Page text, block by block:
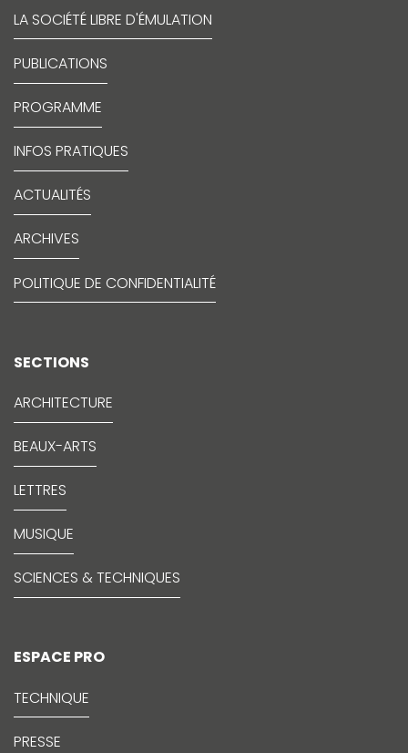
LA SOCIÉTÉ LIBRE D'ÉMULATION
PUBLICATIONS
PROGRAMME
INFOS PRATIQUES
ACTUALITÉS
ARCHIVES
POLITIQUE DE CONFIDENTIALITÉ
SECTIONS
ARCHITECTURE
BEAUX-ARTS
LETTRES
MUSIQUE
SCIENCES & TECHNIQUES
ESPACE PRO
TECHNIQUE
PRESSE